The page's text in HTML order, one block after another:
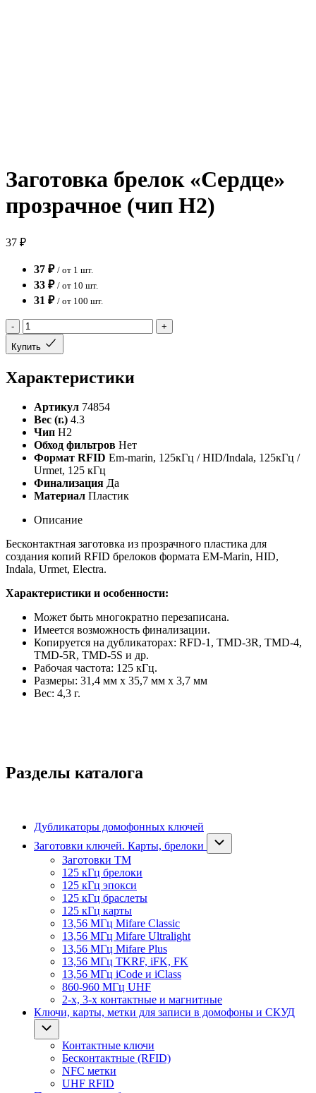
Заготовка брелок «Сердце»
прозрачное (чип H2)
37 ₽
37 ₽ / от 1 шт.
33 ₽ / от 10 шт.
31 ₽ / от 100 шт.
-
+
Купить
Характеристики
Артикул 74854
Вес (г.) 4.3
Чип H2
Обход фильтров Нет
Формат RFID Em-marin, 125кГц / HID/Indala, 125кГц /
Urmet, 125 кГц
Финализация Да
Материал Пластик
Описание
Бесконтактная заготовка из прозрачного пластика для
создания копий RFID брелоков формата EM-Marin, HID,
Indala, Urmet, Electra.
Характеристики и особенности:
Может быть многократно перезаписана.
Имеется возможность финализации.
Копируется на дубликаторах: RFD-1, TMD-3R, TMD-4,
TMD-5R, TMD-5S и др.
Рабочая частота: 125 кГц.
Размеры: 31,4 мм х 35,7 мм х 3,7 мм
Вес: 4,3 г.
Разделы каталога
Дубликаторы домофонных ключей
Заготовки ключей. Карты, брелоки
Заготовки ТМ
125 кГц брелоки
125 кГц эпокси
125 кГц браслеты
125 кГц карты
13,56 МГц Mifare Classic
13,56 МГц Mifare Ultralight
13,56 МГц Mifare Plus
13,56 МГц TKRF, iFK, FK
13,56 МГц iCode и iClass
860-960 МГц UHF
2-х, 3-х контактные и магнитные
Ключи, карты, метки для записи в домофоны и СКУД
Контактные ключи
Бесконтактные (RFID)
NFC метки
UHF RFID